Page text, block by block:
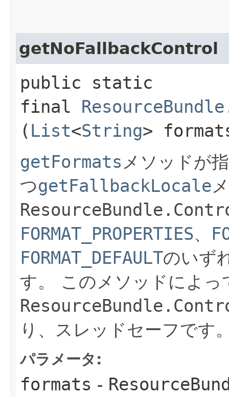
getNoFallbackControl
public static
final
( List<String>
getFormats メソッドが
つgetFallbackLocale
FORMAT_PROPERTIES、
FORMAT_DEFAULTのいず
す。
このメソッドによっ
り、スレッドセーフです
パラメータ:
formats -